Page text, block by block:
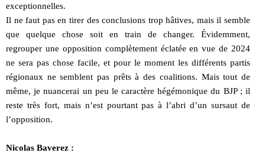
exceptionnelles.
Il ne faut pas en tirer des conclusions trop hâtives, mais il semble
que quelque chose soit en train de changer. Évidemment,
regrouper une opposition complètement éclatée en vue de 2024
ne sera pas chose facile, et pour le moment les différents partis
régionaux ne semblent pas prêts à des coalitions. Mais tout de
même, je nuancerai un peu le caractère hégémonique du BJP ; il
reste très fort, mais n’est pourtant pas à l’abri d’un sursaut de
l’opposition.
Nicolas Baverez :